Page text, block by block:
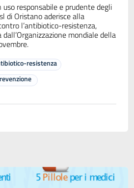
uso responsabile e prudente degli
di Oristano aderisce alla
l’antibiotico-resistenza,
dall’Organizzazione mondiale della
resistenza